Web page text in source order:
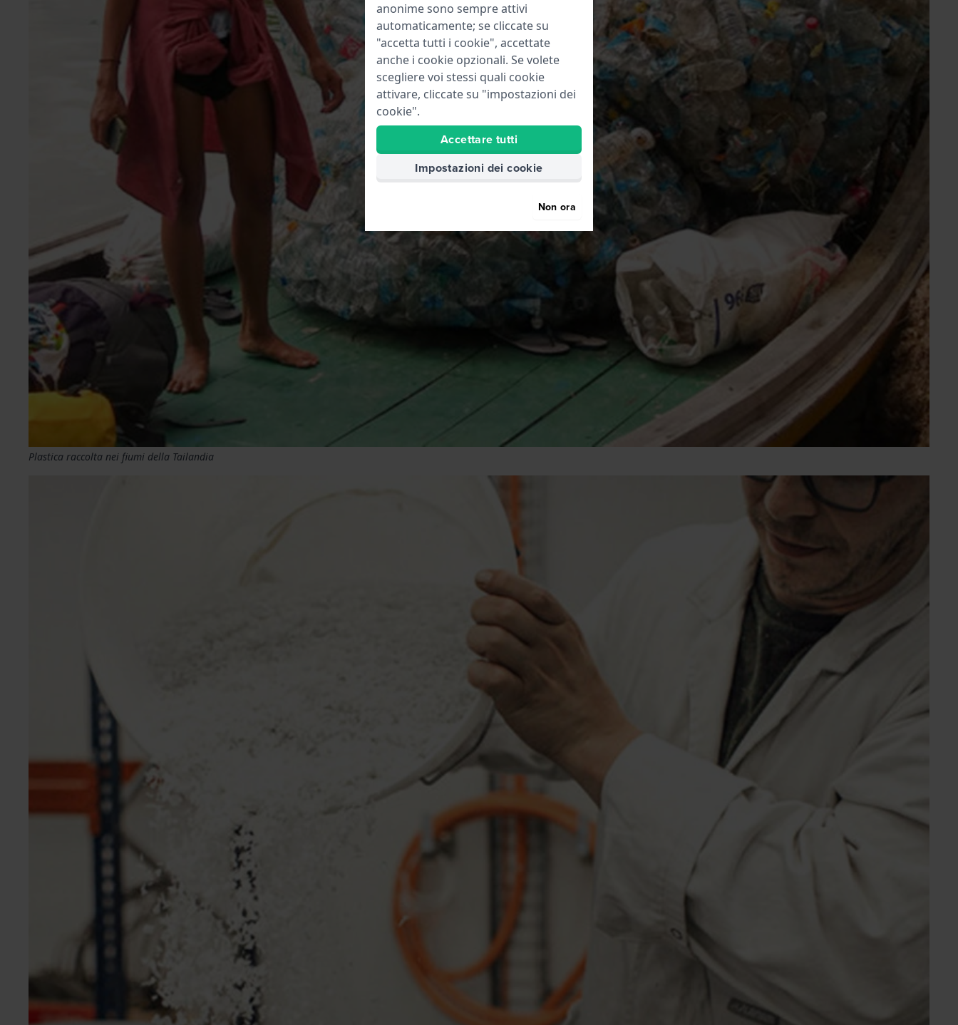
Plastica raccolta nei fiumi della Tailandia
anonime sono sempre attivi
automaticamente; se cliccate su
"accetta tutti i cookie", accettate
anche i cookie opzionali. Se volete
scegliere voi stessi quali cookie
attivare, cliccate su "impostazioni dei
cookie".
Accettare tutti
Impostazioni dei cookie
Non ora